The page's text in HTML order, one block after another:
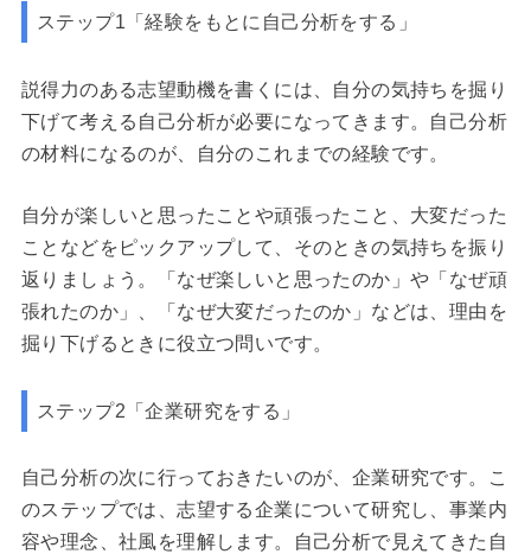
ステップ1「経験をもとに自己分析をする」
説得力のある志望動機を書くには、自分の気持ちを掘り
下げて考える自己分析が必要になってきます。自己分析
の材料になるのが、自分のこれまでの経験です。
自分が楽しいと思ったことや頑張ったこと、大変だった
ことなどをピックアップして、そのときの気持ちを振り
返りましょう。「なぜ楽しいと思ったのか」や「なぜ頑
張れたのか」、「なぜ大変だったのか」などは、理由を
掘り下げるときに役立つ問いです。
ステップ2「企業研究をする」
自己分析の次に行っておきたいのが、企業研究です。こ
のステップでは、志望する企業について研究し、事業内
容や理念、社風を理解します。自己分析で見えてきた自